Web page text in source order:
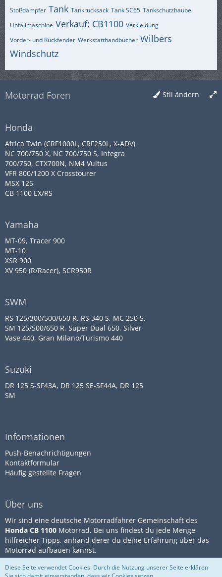
Stoßdämpfer Tank Tankrucksack Tank SC65 Tankschutzhaube
Unfallmaschine Verkauf; CB1100 Verkleidung
Vorder- und Rückfender Werkstatthandbücher Wilbers
Windschutz
Stil ändern
Motorrad Foren
Honda
Africa Twin (CRF1000L, CRF250L, X-ADV)
NC 700/750 X, NC 700/750 S, Integra
700/750, CTX700N, NM4 Vultus
VFR 800/1200 X Crosstourer
MSX 125
CB 1100 EX/RS
Yamaha
MT-09, Tracer 900
MT-10
XSR 900
XV 950 (R/Racer), SCR950R
SWM
RS 125/300/500/650 R, RS 340 S, MC 250 S,
SM 125/500/650 R, Super Dual 650, Silver
Vase 440, Gran Milano/Turismo 440
Suzuki
DR 125 S-SF43A, DR 125 SE-SF44A, DR 125
SM
Informationen
Push-Benachrichtigungen
Kontaktformular
Häufig gestellte Fragen
Über uns
Wir sind eine deutsche Motorradfahrer Gemeinschaft des
Honda CB 1100 Motorrad. Bei uns findest du jede Menge
hilfreicher Tipps, anhand derer du deine Erfahrung über das
Motorrad aufbauen kannst.
Diese Seite verwendet Cookies. Durch die Nutzung unserer Seite erklären